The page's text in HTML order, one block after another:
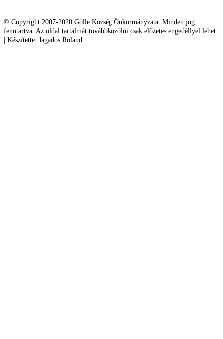
© Copyright 2007-2020 Gölle Község Önkormányzata. Minden jog
fenntartva. Az oldal tartalmát továbbközölni csak előzetes engedéllyel lehet.
| Készítette: Jagados Roland